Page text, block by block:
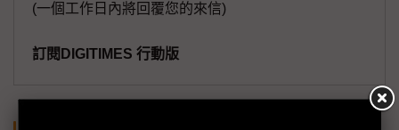
(一個工作日內將回覆您的來信)
訂閱DIGITIMES 行動版